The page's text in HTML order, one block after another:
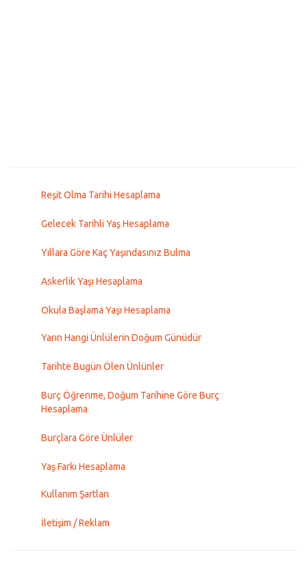
Reşit Olma Tarihi Hesaplama
Gelecek Tarihli Yaş Hesaplama
Yıllara Göre Kaç Yaşındasınız Bulma
Askerlik Yaşı Hesaplama
Okula Başlama Yaşı Hesaplama
Yarın Hangi Ünlülerin Doğum Günüdür
Tarihte Bugün Ölen Ünlünler
Burç Öğrenme, Doğum Tarihine Göre Burç
Hesaplama
Burçlara Göre Ünlüler
Yaş Farkı Hesaplama
Kullanım Şartları
İletişim / Reklam